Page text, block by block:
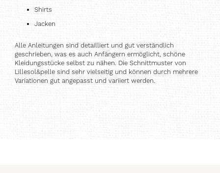
Shirts
Jacken
Alle Anleitungen sind detailliert und gut verständlich
geschrieben, was es auch Anfängern ermöglicht, schöne
Kleidungsstücke selbst zu nähen. Die Schnittmuster von
Lillesol&pelle sind sehr vielseitig und können durch mehrere
Variationen gut angepasst und variiert werden.